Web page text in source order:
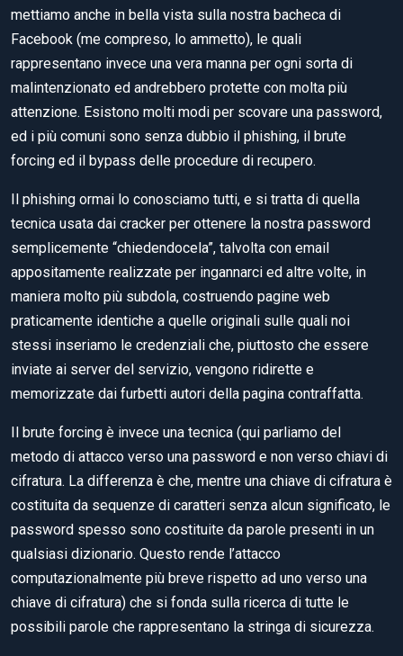
mettiamo anche in bella vista sulla nostra bacheca di
Facebook (me compreso, lo ammetto), le quali
rappresentano invece una vera manna per ogni sorta di
malintenzionato ed andrebbero protette con molta più
attenzione. Esistono molti modi per scovare una password,
ed i più comuni sono senza dubbio il phishing, il brute
forcing ed il bypass delle procedure di recupero.
Il phishing ormai lo conosciamo tutti, e si tratta di quella
tecnica usata dai cracker per ottenere la nostra password
semplicemente “chiedendocela”, talvolta con email
appositamente realizzate per ingannarci ed altre volte, in
maniera molto più subdola, costruendo pagine web
praticamente identiche a quelle originali sulle quali noi
stessi inseriamo le credenziali che, piuttosto che essere
inviate ai server del servizio, vengono ridirette e
memorizzate dai furbetti autori della pagina contraffatta.
Il brute forcing è invece una tecnica (qui parliamo del
metodo di attacco verso una password e non verso chiavi di
cifratura. La differenza è che, mentre una chiave di cifratura è
costituita da sequenze di caratteri senza alcun significato, le
password spesso sono costituite da parole presenti in un
qualsiasi dizionario. Questo rende l’attacco
computazionalmente più breve rispetto ad uno verso una
chiave di cifratura) che si fonda sulla ricerca di tutte le
possibili parole che rappresentano la stringa di sicurezza.